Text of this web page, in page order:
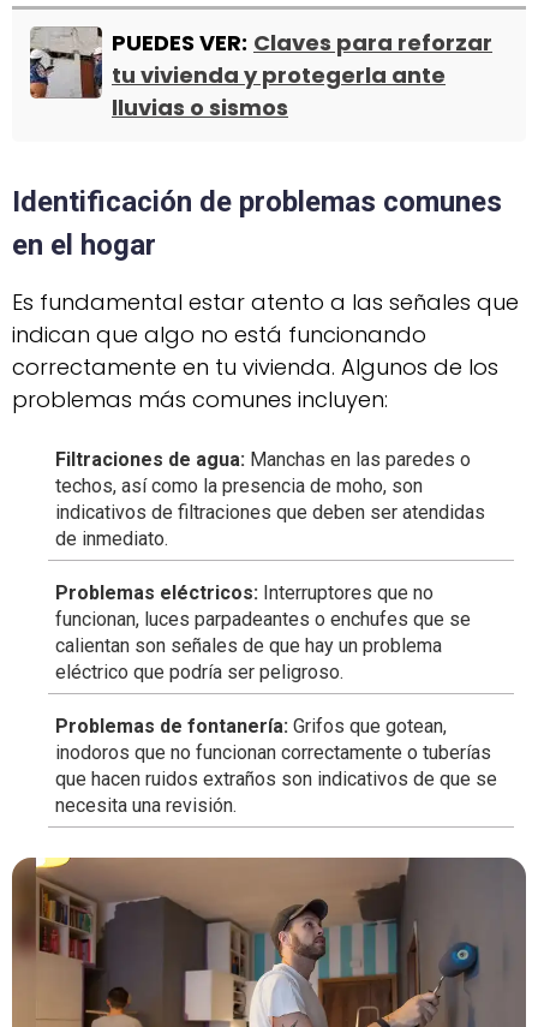
PUEDES VER: Claves para reforzar
tu vivienda y protegerla ante
lluvias o sismos
Identificación de problemas comunes
en el hogar
Es fundamental estar atento a las señales que
indican que algo no está funcionando
correctamente en tu vivienda. Algunos de los
problemas más comunes incluyen:
Filtraciones de agua: Manchas en las paredes o
techos, así como la presencia de moho, son
indicativos de filtraciones que deben ser atendidas
de inmediato.
Problemas eléctricos: Interruptores que no
funcionan, luces parpadeantes o enchufes que se
calientan son señales de que hay un problema
eléctrico que podría ser peligroso.
Problemas de fontanería: Grifos que gotean,
inodoros que no funcionan correctamente o tuberías
que hacen ruidos extraños son indicativos de que se
necesita una revisión.